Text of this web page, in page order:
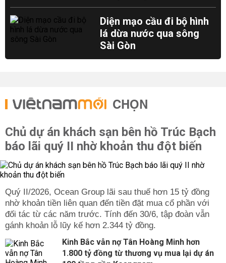
Diện mạo cầu đi bộ hình
lá dừa nước qua sông
Sài Gòn
CHỌN
Chủ dự án khách sạn bên hồ Trúc Bạch
báo lãi quý II nhờ khoản thu đột biến
Quý II/2026, Ocean Group lãi sau thuế hơn 15 tỷ đồng
nhờ khoản tiền liên quan đến tiền đặt mua cổ phần với
đối tác từ các năm trước. Tính đến 30/6, tập đoàn vẫn
gánh khoản lỗ lũy kế hơn 2.344 tỷ đồng.
Kinh Bắc vẫn nợ Tân Hoàng Minh hơn
1.800 tỷ đồng từ thương vụ mua lại dự án